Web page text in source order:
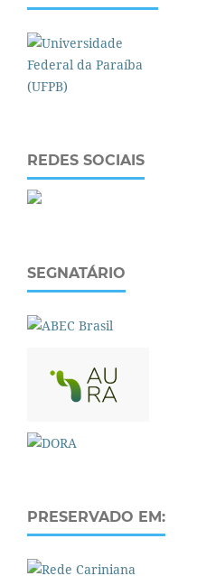
REDES SOCIAIS
SEGNATÁRIO
PRESERVADO EM: